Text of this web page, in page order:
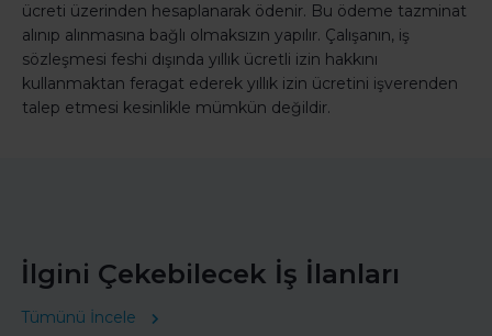
ücreti üzerinden hesaplanarak ödenir. Bu ödeme tazminat
alınıp alınmasına bağlı olmaksızın yapılır. Çalışanın, iş
sözleşmesi feshi dışında yıllık ücretli izin hakkını
kullanmaktan feragat ederek yıllık izin ücretini işverenden
talep etmesi kesinlikle mümkün değildir.
İlgini Çekebilecek İş İlanları
Tümünü İncele